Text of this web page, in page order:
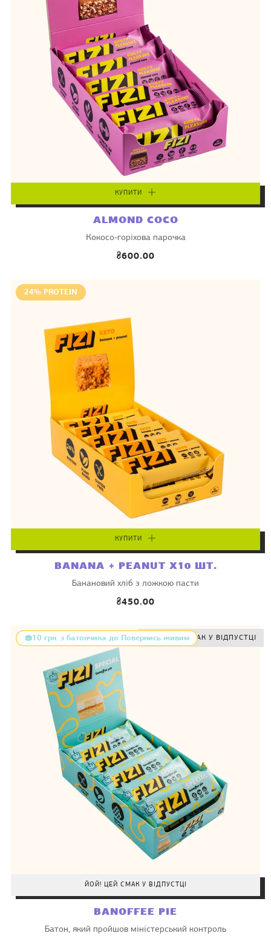
КУПИТИ
ALMOND COCO
Кокосо-горіхова парочка
₴600.00
24% PROTEIN
КУПИТИ
BANANA + PEANUT X10 ШТ.
Банановий хліб з ложкою пасти
₴450.00
ЙОЙ! ЦЕЙ СМАК У ВІДПУСТЦІ
🧁10 грн. з батончика до Повернись живим
ЙОЙ! ЦЕЙ СМАК У ВІДПУСТЦІ
BANOFFEE PIE
Батон, який пройшов міністерський контроль